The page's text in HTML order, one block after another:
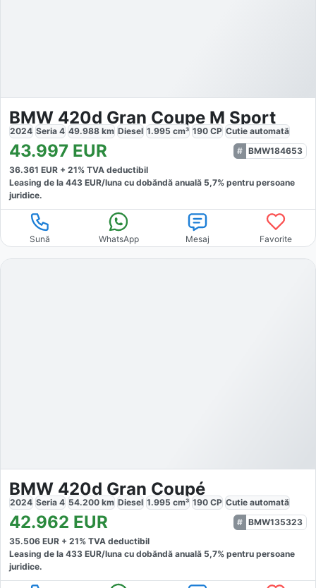
BMW 420d Gran Coupe M Sport
2024 Seria 4 49.988 km Diesel 1.995 cm³ 190 CP Cutie automată
43.997 EUR
BMW184653
36.361 EUR + 21% TVA deductibil
Leasing de la 443 EUR/luna cu dobăndă anuală 5,7% pentru persoane
juridice.
Sună WhatsApp Mesaj Favorite
BMW 420d Gran Coupé
2024 Seria 4 54.200 km Diesel 1.995 cm³ 190 CP Cutie automată
42.962 EUR
BMW135323
35.506 EUR + 21% TVA deductibil
Leasing de la 433 EUR/luna cu dobăndă anuală 5,7% pentru persoane
juridice.